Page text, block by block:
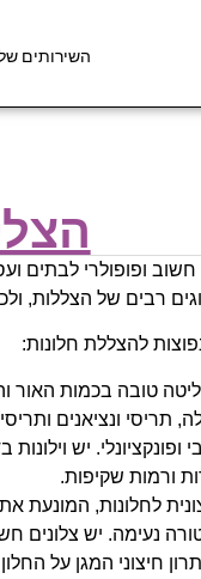
השירותים
חשוב ופופולרי לבתים
רבים של הצללות,
להצללת חלונות:
טובה בכמות האור
ופונקציונלי. יש
ורמות שקיפות.
לחלונות, המונעת
נעימה. יש צלונים
חיצוני המגן על